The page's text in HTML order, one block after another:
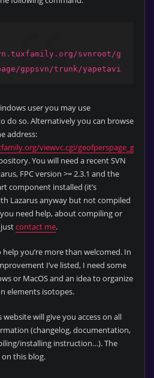
svnroot/g
gppsvn/trunk/yapetavi
user you may use
do so. Alternatively you can browse
address:
viewvc.cgi/
You will need a recent SVN
FPC version >= 2.3.1 and the
component installed (it’s
Lazarus anyway but not compiled
need help, about compiling or
justcontact me.
you’re more than welcomed. In
I’ve listed, I need some
or MacOS and an idea to organize
elements isotopes.
website will give you access on all
(changelog, documentation,
installing instruction…). The
on this blog.